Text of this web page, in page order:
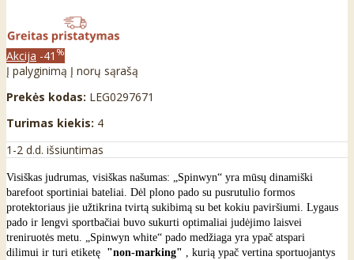
Akcija -41 %
Į palyginimą Į norų sąrašą
Prekės kodas: LEG0297671
Turimas kiekis: 4
1-2 d.d. išsiuntimas
Visiškas judrumas, visiškas našumas: „Spinwyn“ yra mūsų dinamiški
barefoot sportiniai bateliai. Dėl plono pado su pusrutulio formos
protektoriaus jie užtikrina tvirtą sukibimą su bet kokiu paviršiumi. Lygaus
pado ir lengvi sportbačiai buvo sukurti optimaliai judėjimo laisvei
treniruotės metu. „Spinwyn white“ pado medžiaga yra ypač atspari
dilimui ir turi etiketę "non-marking" , kurią ypač vertina sportuojantys